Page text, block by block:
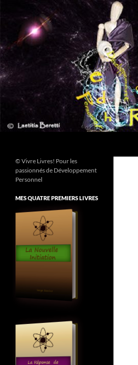
contenu
© Vivre Livres! Pour les
passionnés de Développement
Personnel
MES QUATRE PREMIERS LIVRES